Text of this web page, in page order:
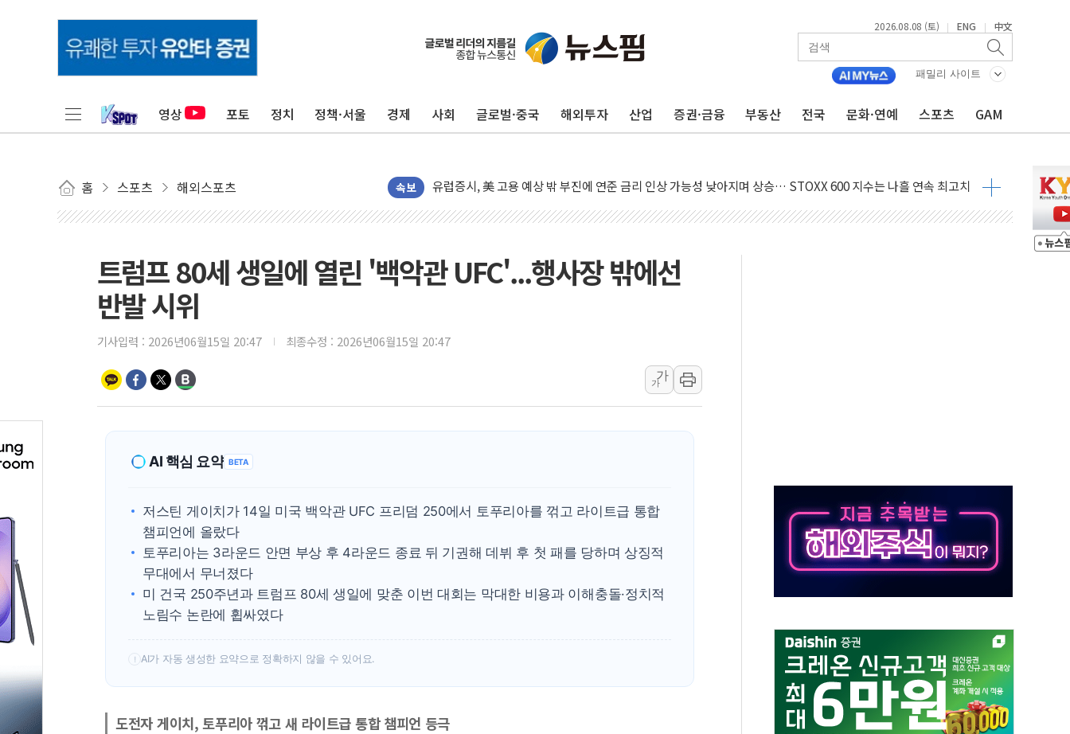
2026.08.08 (토) | ENG | 中文
패밀리 사이트
영상 포토 정치 정책·서울 경제 사회 글로벌·중국 해외투자 산업 증권·금융 부동산 전국 문화·연예 스포츠 GAM
홈 스포츠 해외스포츠 속보
뉴욕증시, 고용 쇼크에 금리 인상 우려 후퇴…S&P500 최고치
트럼프, 쿡 연준 이사 해임 재추진…"26일까지 의혹 소명" 요구
미 연준 매파 기세 꺾이나…고용 감소에 9월 동결 전망 우세
[종합] 이슬람 수니파 3국, '공동방위협정' 체결… 이스라엘·이란 위협에 맞설 자체 억지력 강화
美 항소법원, 백악관 무도회장 공사 중단 명령…트럼프 제동
이란 핵심 원유 수출항 '하르그섬', 최근 1주일 이상 '올스톱'… 美 해상봉쇄 영향
[종합] 美 7월 고용 2만3000명 감소 '쇼크'…9월 금리 인상 기대 후퇴
[사진] 이슬람 수니파 3개국, 공동방위협정 체결
李 "해남 태양광, 대한민국 다음 100년 밑거름…수도권 집중 완화 전환점"
李 대통령, '6시간 마라톤 부동산 2차 회의' 주재… "전폭적 공급 확대·속도전 총력"
트럼프 80세 생일에 열린 '백악관 UFC'...행사장 밖에선
반발 시위
기사입력 : 2026년06월15일 20:47 최종수정 : 2026년06월15일 20:47
가
가
AI 핵심 요약 BETA
저스틴 게이치가 14일 미국 백악관 UFC 프리덤 250에서 토푸리아를 꺾고 라이트급 통합
챔피언에 올랐다
토푸리아는 3라운드 안면 부상 후 4라운드 종료 뒤 기권해 데뷔 후 첫 패를 당하며 상징적
무대에서 무너졌다
미 건국 250주년과 트럼프 80세 생일에 맞춘 이번 대회는 막대한 비용과 이해충돌·정치적
노림수 논란에 휩싸였다
! AI가 자동 생성한 요약으로 정확하지 않을 수 있어요.
도전자 게이치, 토푸리아 꺾고 새 라이트급 통합 챔피언 등극